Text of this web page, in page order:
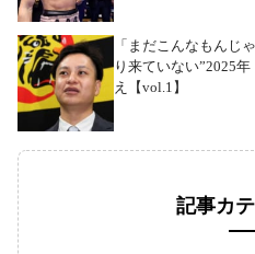
「まだこんなもんじ
り来ていない”2025
え【vol.1】
記事カ